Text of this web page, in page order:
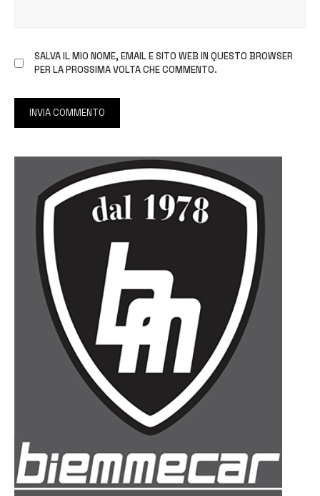
SALVA IL MIO NOME, EMAIL E SITO WEB IN QUESTO BROWSER
PER LA PROSSIMA VOLTA CHE COMMENTO.